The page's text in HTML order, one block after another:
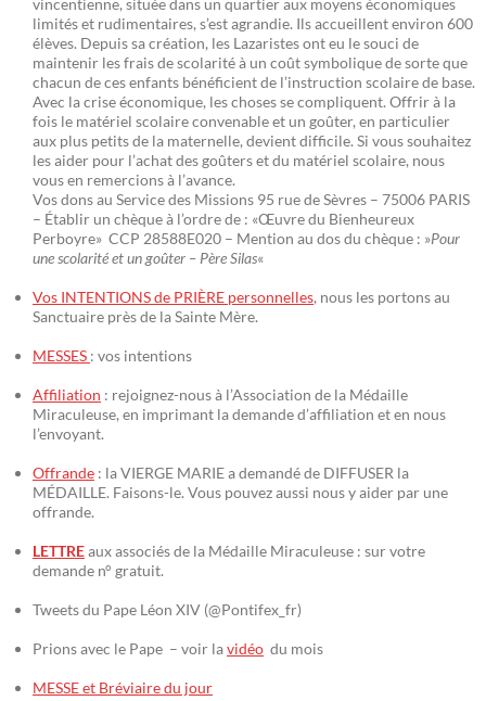
vincentienne, située dans un quartier aux moyens économiques
limités et rudimentaires, s’est agrandie. Ils accueillent environ 600
élèves. Depuis sa création, les Lazaristes ont eu le souci de
maintenir les frais de scolarité à un coût symbolique de sorte que
chacun de ces enfants bénéficient de l’instruction scolaire de base.
Avec la crise économique, les choses se compliquent. Offrir à la
fois le matériel scolaire convenable et un goûter, en particulier
aux plus petits de la maternelle, devient difficile. Si vous souhaitez
les aider pour l’achat des goûters et du matériel scolaire, nous
vous en remercions à l’avance.
Vos dons au Service des Missions 95 rue de Sèvres – 75006 PARIS
– Établir un chèque à l’ordre de : «Œuvre du Bienheureux
Perboyre» CCP 28588E020 – Mention au dos du chèque : »Pour
une scolarité et un goûter – Père Silas«
Vos INTENTIONS de PRIÈRE personnelles, nous les portons au
Sanctuaire près de la Sainte Mère.
MESSES : vos intentions
Affiliation : rejoignez-nous à l’Association de la Médaille
Miraculeuse, en imprimant la demande d’affiliation et en nous
l’envoyant.
Offrande : la VIERGE MARIE a demandé de DIFFUSER la
MÉDAILLE. Faisons-le. Vous pouvez aussi nous y aider par une
offrande.
LETTREaux associés de la Médaille Miraculeuse : sur votre
demande n° gratuit.
Tweets du Pape Léon XIV (@Pontifex_fr)
Prions avec le Pape – voir lavidéo du mois
MESSE et Bréviaire du jour